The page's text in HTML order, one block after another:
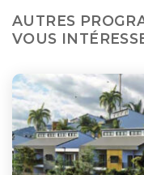
AUTRES
VOUS